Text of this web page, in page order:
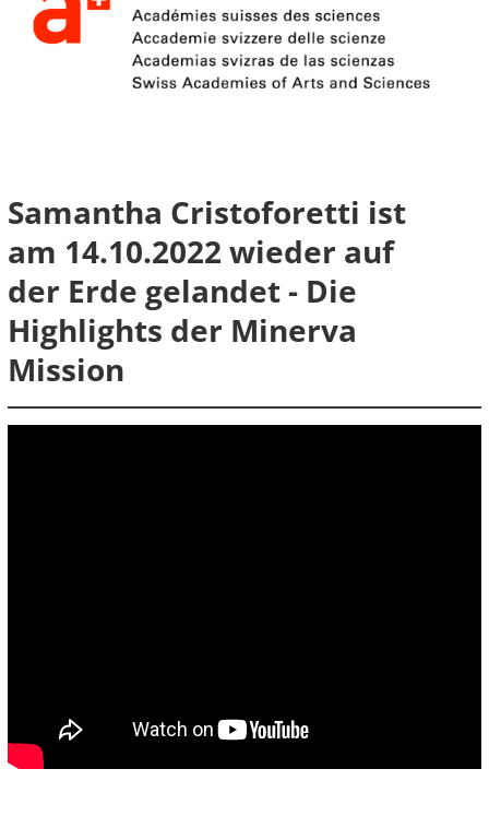
Samantha Cristoforetti ist
am 14.10.2022 wieder auf
der Erde gelandet - Die
Highlights der Minerva
Mission